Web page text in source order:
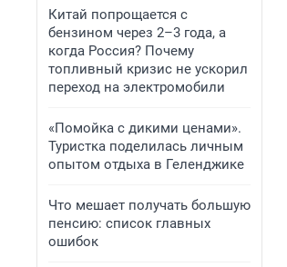
Китай попрощается с
бензином через 2–3 года, а
когда Россия? Почему
топливный кризис не ускорил
переход на электромобили
«Помойка с дикими ценами».
Туристка поделилась личным
опытом отдыха в Геленджике
Что мешает получать большую
пенсию: список главных
ошибок